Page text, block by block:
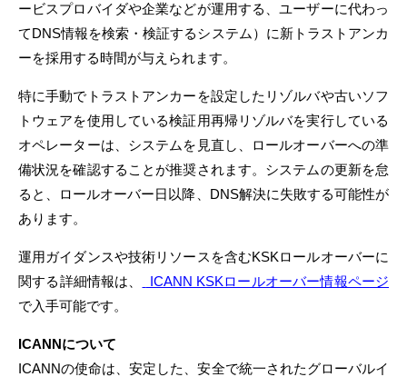
ービスプロバイダや企業などが運用する、ユーザーに代わっ
てDNS情報を検索・検証するシステム）に新トラストアンカ
ーを採用する時間が与えられます。
特に手動でトラストアンカーを設定したリゾルバや古いソフ
トウェアを使用している検証用再帰リゾルバを実行している
オペレーターは、システムを見直し、ロールオーバーへの準
備状況を確認することが推奨されます。システムの更新を怠
ると、ロールオーバー日以降、DNS解決に失敗する可能性が
あります。
運用ガイダンスや技術リソースを含むKSKロールオーバーに
関する詳細情報は、
ICANN KSKロールオーバー情報ページ
で入手可能です。
ICANNについて
ICANNの使命は、安定した、安全で統一されたグローバルイ